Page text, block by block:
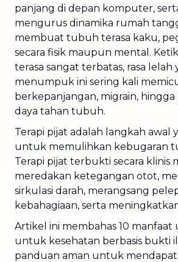
panjang di depan komputer,
mengurus dinamika rumah
membuat tubuh terasa kaku,
secara fisik maupun mental.
terasa sangat terbatas, rasa lelah
menumpuk ini sering kali
berkepanjangan, migrain,
daya tahan tubuh.
Terapi pijat adalah langkah awal
untuk memulihkan kebugaran
Terapi pijat terbukti secara klinis
meredakan ketegangan otot,
sirkulasi darah, merangsang
kebahagiaan, serta
Artikel ini membahas 10 manfaat
untuk kesehatan berbasis bukti
panduan aman untuk